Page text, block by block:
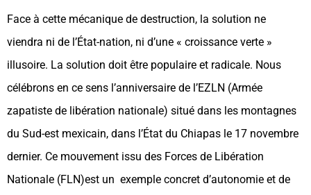
Face à cette mécanique de destruction, la solution ne
viendra ni de l’État-nation, ni d’une « croissance verte »
illusoire. La solution doit être populaire et radicale. Nous
célébrons en ce sens l’anniversaire de l’EZLN (Armée
zapatiste de libération nationale) situé dans les montagnes
du Sud-est mexicain, dans l’État du Chiapas le 17 novembre
dernier. Ce mouvement issu des Forces de Libération
Nationale (FLN)est un exemple concret d’autonomie et de